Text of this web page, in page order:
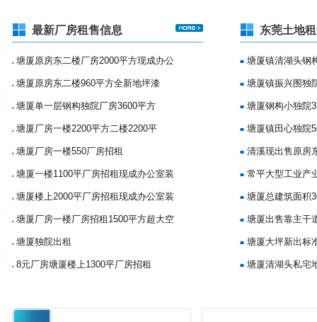
最新厂房租售信息
■塘厦原房东二楼厂房2000平方现成办公
■塘厦原房东二楼960平方全新地坪漆
■塘厦单一层钢构独院厂房3600平方
■塘厦厂房一楼2200平方二楼2200平
■塘厦厂房一楼550厂房招租
■塘厦一楼1100平厂房招租现成办公室装
■塘厦楼上2000平厂房招租现成办公室装
■塘厦厂房一楼厂房招租1500平方超大空
■塘厦独院出租
■8元厂房塘厦楼上1300平厂房招租
东莞土地
■ 塘厦镇清湖头钢
■ 塘厦镇振兴围独
■ 塘厦钢构小独院
■ 塘厦镇田心独院
■ 清溪现出售原房
■ 常平大型工业产
■ 塘厦总建筑面积
■ 塘厦出售靠主干
■ 塘厦大坪新出标
■ 塘厦清湖头私宅